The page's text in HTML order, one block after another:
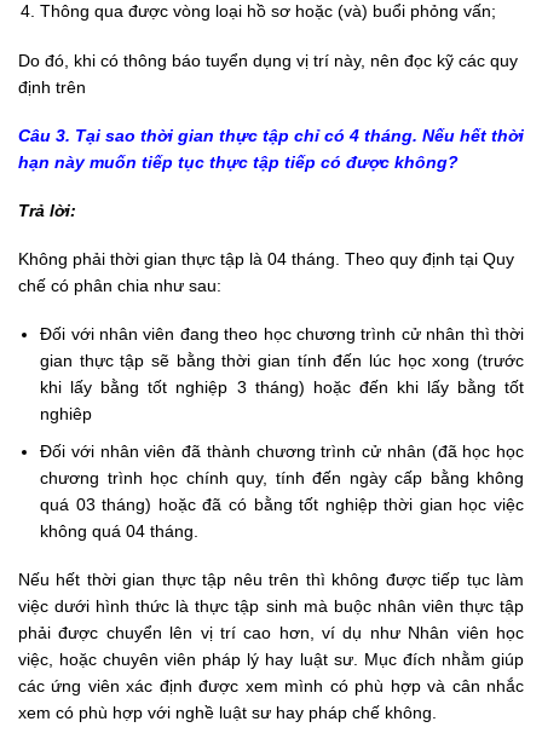
Thông qua được vòng loại hồ sơ hoặc (và) buổi phỏng vấn;
Do đó, khi có thông báo tuyển dụng vị trí này, nên đọc kỹ các quy
định trên
Câu 3. Tại sao thời gian thực tập chỉ có 4 tháng. Nếu hết thời
hạn này muốn tiếp tục thực tập tiếp có được không?
Trả lời:
Không phải thời gian thực tập là 04 tháng. Theo quy định tại Quy
chế có phân chia như sau:
Đối với nhân viên đang theo học chương trình cử nhân thì thời
gian thực tập sẽ bằng thời gian tính đến lúc học xong (trước
khi lấy bằng tốt nghiệp 3 tháng) hoặc đến khi lấy bằng tốt
nghiêp
Đối với nhân viên đã thành chương trình cử nhân (đã học học
chương trình học chính quy, tính đến ngày cấp bằng không
quá 03 tháng) hoặc đã có bằng tốt nghiệp thời gian học việc
không quá 04 tháng.
Nếu hết thời gian thực tập nêu trên thì không được tiếp tục làm
việc dưới hình thức là thực tập sinh mà buộc nhân viên thực tập
phải được chuyển lên vị trí cao hơn, ví dụ như Nhân viên học
việc, hoặc chuyên viên pháp lý hay luật sư. Mục đích nhằm giúp
các ứng viên xác định được xem mình có phù hợp và cân nhắc
xem có phù hợp với nghề luật sư hay pháp chế không.